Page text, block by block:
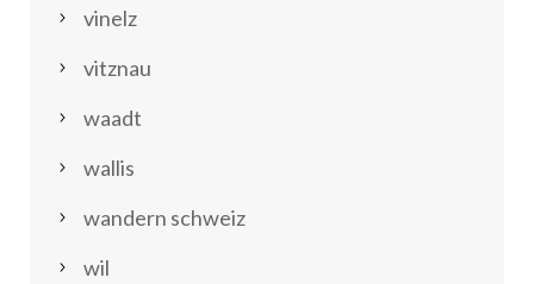
vinelz
vitznau
waadt
wallis
wandern schweiz
wil